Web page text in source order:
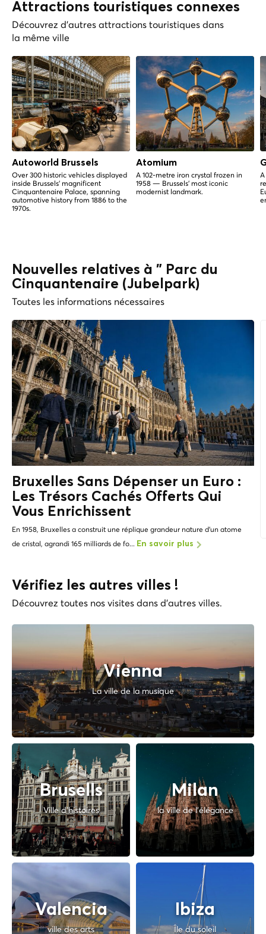
Attractions touristiques connexes
Découvrez d'autres attractions touristiques dans
la même ville
Autoworld Brussels
Over 300 historic vehicles displayed
inside Brussels' magnificent
Cinquantenaire Palace, spanning
automotive history from 1886 to the
1970s.
Atomium
A 102-metre iron crystal frozen in
1958 — Brussels' most iconic
modernist landmark.
Nouvelles relatives à " Parc du
Cinquantenaire (Jubelpark)
Toutes les informations nécessaires
Bruxelles Sans Dépenser un Euro :
Les Trésors Cachés Offerts Qui
Vous Enrichissent
En 1958, Bruxelles a construit une réplique grandeur nature d'un atome
de cristal, agrandi 165 milliards de fo... En savoir plus
Vérifiez les autres villes !
Découvrez toutes nos visites dans d'autres villes.
Vienna
La ville de la musique
Brusells
Ville d'histoires
Milan
la ville de l'élégance
Valencia
ville des arts
Ibiza
Île du soleil